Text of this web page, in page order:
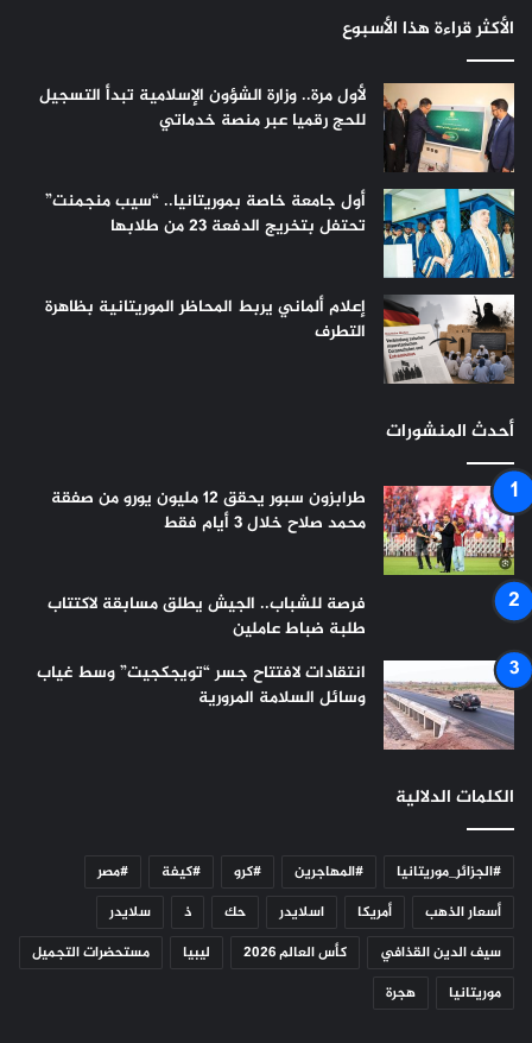
الأكثر قراءة هذا الأسبوع
لأول مرة.. وزارة الشؤون الإسلامية تبدأ التسجيل
للحج رقميا عبر منصة خدماتي
أول جامعة خاصة بموريتانيا.. “سيب منجمنت”
تحتفل بتخريج الدفعة 23 من طلابها
إعلام ألماني يربط المحاظر الموريتانية بظاهرة
التطرف
أحدث المنشورات
طرابزون سبور يحقق 12 مليون يورو من صفقة
محمد صلاح خلال 3 أيام فقط
فرصة للشباب.. الجيش يطلق مسابقة لاكتتاب
طلبة ضباط عاملين
انتقادات لافتتاح جسر “تويجكجيت” وسط غياب
وسائل السلامة المرورية
الكلمات الدلالية
#الجزائر_موريتانيا #المهاجرين #كرو #كيفة
#مصر
أسعار الذهب
أمريكا اسلايدر حك ذ
سلايدر
سيف الدين القذافي
كأس العالم 2026 ليبيا
مستحضرات التجميل
موريتانيا
هجرة